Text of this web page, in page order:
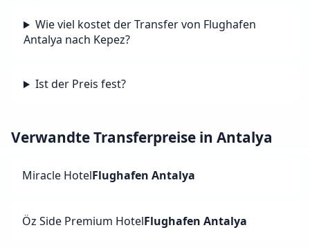
Wie viel kostet der Transfer von Flughafen
Antalya nach Kepez?
Ist der Preis fest?
Verwandte Transferpreise in Antalya
Miracle HotelFlughafen Antalya
Öz Side Premium HotelFlughafen Antalya